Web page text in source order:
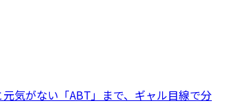
気がない「ABT」まで、ギャル目線で分